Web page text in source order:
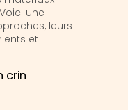
une
leurs
et
crin